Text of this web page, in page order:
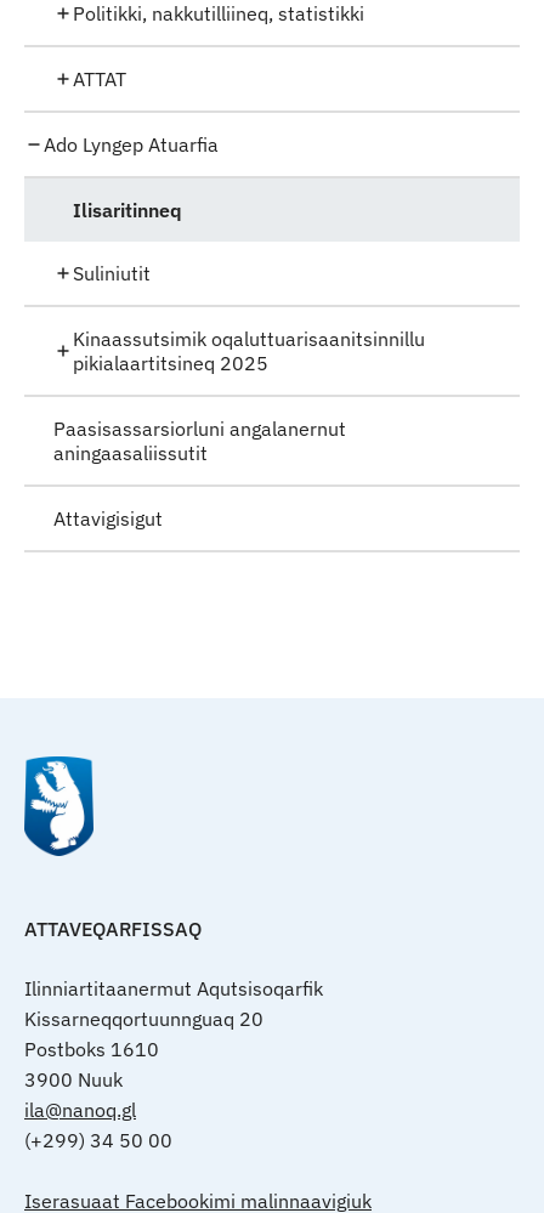
Politikki, nakkutilliineq, statistikki
ATTAT
Ado Lyngep Atuarfia
Ilisaritinneq
Suliniutit
Kinaassutsimik oqaluttuarisaanitsinnillu
pikialaartitsineq 2025
Paasisassarsiorluni angalanernut
aningaasaliissutit
Attavigisigut
ATTAVEQARFISSAQ
Ilinniartitaanermut Aqutsisoqarfik
Kissarneqqortuunnguaq 20
Postboks 1610
3900 Nuuk
ila@nanoq.gl
(+299) 34 50 00
Iserasuaat Facebookimi malinnaavigiuk